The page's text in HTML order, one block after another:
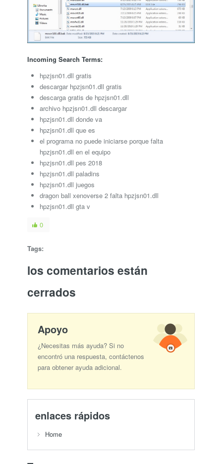
Incoming Search Terms:
hpzjsn01.dll gratis
descargar hpzjsn01.dll gratis
descarga gratis de hpzjsn01.dll
archivo hpzjsn01.dll descargar
hpzjsn01.dll donde va
hpzjsn01.dll que es
el programa no puede iniciarse porque falta
hpzjsn01.dll en el equipo
hpzjsn01.dll pes 2018
hpzjsn01.dll paladins
hpzjsn01.dll juegos
dragon ball xenoverse 2 falta hpzjsn01.dll
hpzjsn01.dll gta v
0
Tags:
los comentarios están
cerrados
Apoyo
¿Necesitas más ayuda? Si no
encontró una respuesta, contáctenos
para obtener ayuda adicional.
enlaces rápidos
Home